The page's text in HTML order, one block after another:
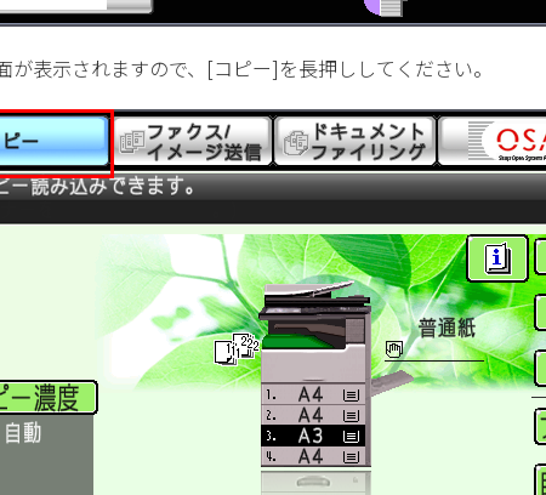
表示されますので、[コピー]を長押ししてください。